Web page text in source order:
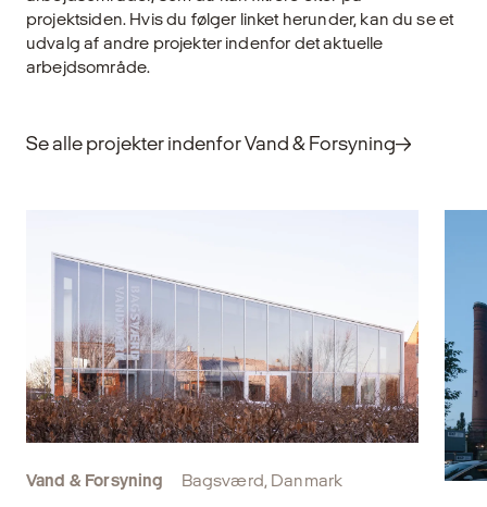
formål. Det kræver omtanke, faglig indsigt
og et langsigtet blik på både klima, økonomi
og samfundsmæssig værdi.
projektsiden. Hvis du følger linket herunder, kan du se et
udvalg af andre projekter indenfor det aktuelle
arbejdsområde.
Se alle projekter indenfor Vand & Forsyning
Vand & Forsyning Bagsværd, Danmark